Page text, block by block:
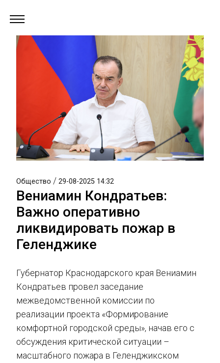
Общество / 29-08-2025 14:32
Вениамин Кондратьев:
Важно оперативно
ликвидировать пожар в
Геленджике
Губернатор Краснодарского края Вениамин
Кондратьев провел заседание
межведомственной комиссии по
реализации проекта «Формирование
комфортной городской среды», начав его с
обсуждения критической ситуации –
масштабного пожара в Геленджикском